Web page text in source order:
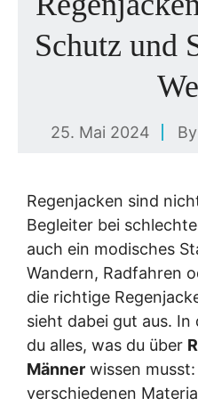
Schutz und
25. Mai 2024 By
Regenjacken sind
Begleiter bei
auch ein modisches
Wandern, Radfahren
die richtige
sieht dabei gut aus.
du alles, was du über
Männer wissen
verschiedenen